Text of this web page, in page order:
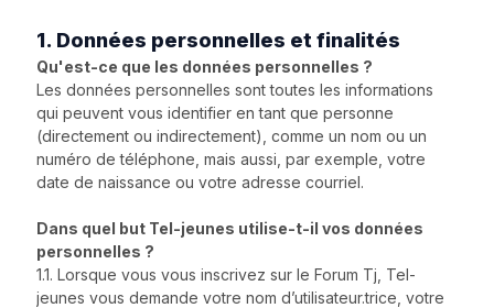
1. Données personnelles et finalités
Qu'est-ce que les données personnelles ?
Les données personnelles sont toutes les informations
qui peuvent vous identifier en tant que personne
(directement ou indirectement), comme un nom ou un
numéro de téléphone, mais aussi, par exemple, votre
date de naissance ou votre adresse courriel.
Dans quel but Tel-jeunes utilise-t-il vos données
personnelles ?
1.1. Lorsque vous vous inscrivez sur le Forum Tj, Tel-
jeunes vous demande votre nom d’utilisateur.trice, votre